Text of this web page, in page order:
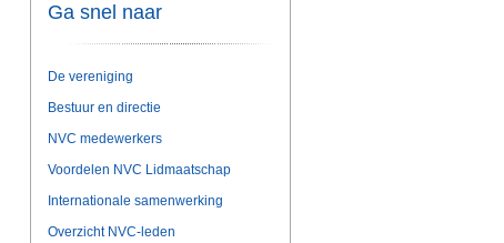
Ga snel naar
De vereniging
Bestuur en directie
NVC medewerkers
Voordelen NVC Lidmaatschap
Internationale samenwerking
Overzicht NVC-leden